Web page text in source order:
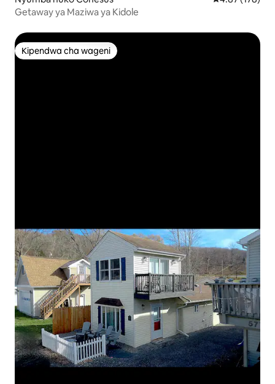
Getaway ya Maziwa ya Kidole
Kipendwa cha wageni
Kipendwa cha wageni